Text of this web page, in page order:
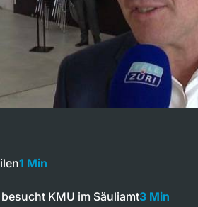
1 Min
KMU im Säuliamt3 Min